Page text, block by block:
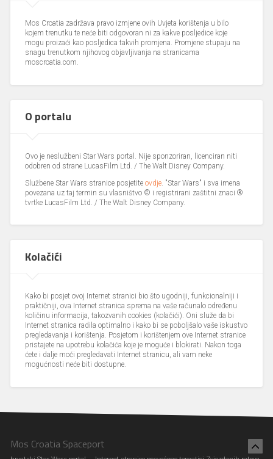
Mos Croatia zadržava pravo izmjene ovih Uvjeta korištenja u bilo
kojem trenutku te neće biti odgovoran ni za kakve posljedice koje
mogu proizaći kao posljedica takvih promjena. Promjene stupaju na
snagu trenutkom njihovog objavljivanja na stranicama
moscroatia.com.
O portalu
Ovo je neslužbeni Star Wars portal. Nije sponzoriran, licenciran niti
odobren od strane LucasFilm Ltd. / The Walt Disney Company.
Službene Star Wars stranice posjetiteovdje . "Star Wars" i sva imena
povezana uz taj termin su vlasništvo © i registrirani zaštitni znaci ®
tvrtke LucasFilm Ltd. / The Walt Disney Company.
Kolačići
Kako bi posjet ovoj Internet stranici bio što ugodniji, funkcionalniji i
praktičniji, ova Internet stranica sprema na vaše računalo određenu
količinu informacija, takozvanih cookies (kolačići). Oni služe da bi
Internet stranica radila optimalno i kako bi se poboljšalo vaše iskustvo
pregledavanja i korištenja. Posjetom i korištenjem ove Internet stranice
pristajete na upotrebu kolačića koje je moguće i blokirati. Nakon toga
ćete i dalje moći pregledavati Internet stranicu, ali vam neke
mogućnosti neće biti dostupne.
Mos Croatia Spaceport